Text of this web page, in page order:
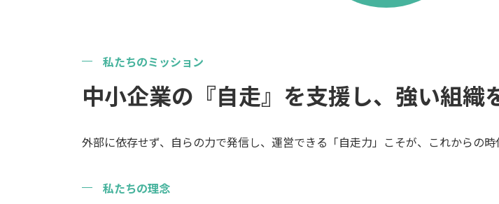
私たちのミッション
中小企業の『自走』を支援し、強い組織
外部に依存せず、自らの力で発信し、運営できる「自走力」こそが、これからの
私たちの理念